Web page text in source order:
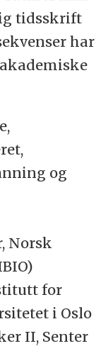
tidsskrift
har
og
Norsk
for
i Oslo
II, Senter